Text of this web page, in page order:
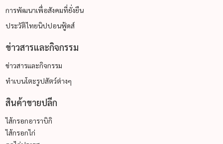
การพัฒนาเพื่อสังคมที่ยั่งยืน
ประวัติไทยนิปปอนฟู้ดส์
ข่าวสารและกิจกรรม
ข่าวสารและกิจกรรม
ทำเบนโตะรูปสัตว์ต่างๆ
สินค้าขายปลีก
ไส้กรอกอาราบิกิ
ไส้กรอกไก่